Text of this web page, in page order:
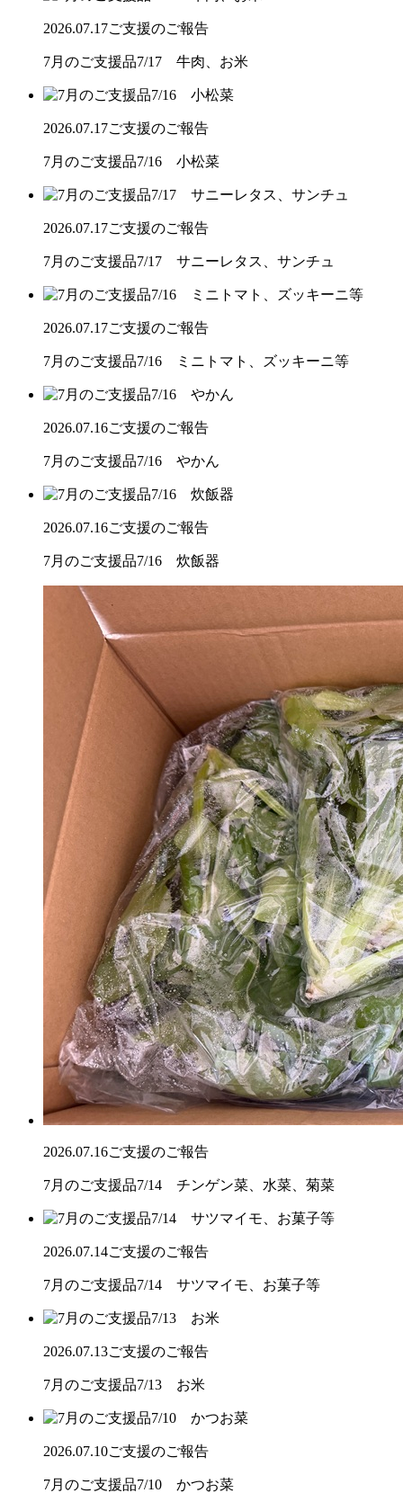
2026.07.17ご支援のご報告
7月のご支援品7/17 牛肉、お米
2026.07.17ご支援のご報告
7月のご支援品7/16 小松菜
2026.07.17ご支援のご報告
7月のご支援品7/17 サニーレタス、サンチュ
2026.07.17ご支援のご報告
7月のご支援品7/16 ミニトマト、ズッキーニ等
2026.07.16ご支援のご報告
7月のご支援品7/16 やかん
2026.07.16ご支援のご報告
7月のご支援品7/16 炊飯器
2026.07.16ご支援のご報告
7月のご支援品7/14 チンゲン菜、水菜、菊菜
2026.07.14ご支援のご報告
7月のご支援品7/14 サツマイモ、お菓子等
2026.07.13ご支援のご報告
7月のご支援品7/13 お米
2026.07.10ご支援のご報告
7月のご支援品7/10 かつお菜